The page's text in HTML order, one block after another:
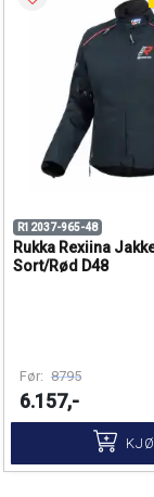
R12037-965-48
Rukka Rexiina
Sort/Rød D48
Før: 8795
6.157,-